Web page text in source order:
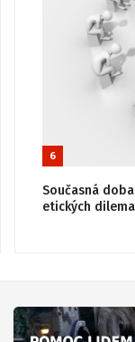
6
Současná
etických